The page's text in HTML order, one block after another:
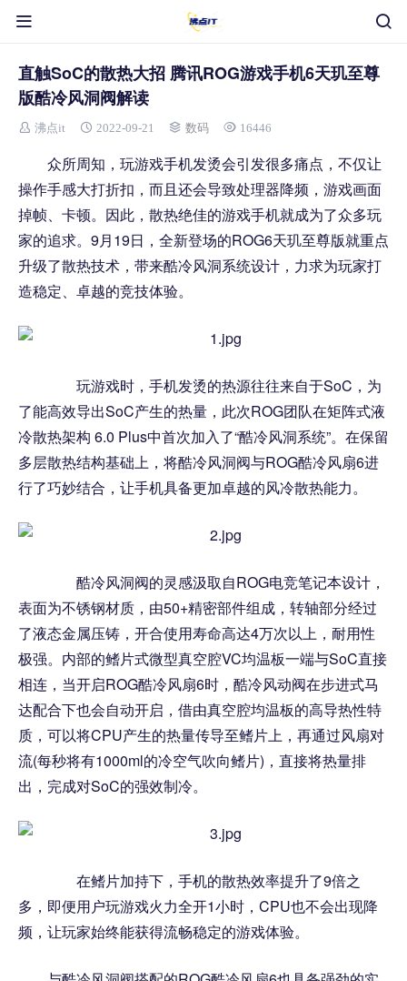
直触SoC的散热大招 腾讯ROG游戏手机6天玑至尊
版酷冷风洞阀解读
沸点it 2022-09-21 数码 16446
众所周知，玩游戏手机发烫会引发很多痛点，不仅让
操作手感大打折扣，而且还会导致处理器降频，游戏画面
掉帧、卡顿。因此，散热绝佳的游戏手机就成为了众多玩
家的追求。9月19日，全新登场的ROG6天玑至尊版就重点
升级了散热技术，带来酷冷风洞系统设计，力求为玩家打
造稳定、卓越的竞技体验。
玩游戏时，手机发烫的热源往往来自于SoC，为
了能高效导出SoC产生的热量，此次ROG团队在矩阵式液
冷散热架构 6.0 Plus中首次加入了“酷冷风洞系统”。在保留
多层散热结构基础上，将酷冷风洞阀与ROG酷冷风扇6进
行了巧妙结合，让手机具备更加卓越的风冷散热能力。
酷冷风洞阀的灵感汲取自ROG电竞笔记本设计，
表面为不锈钢材质，由50+精密部件组成，转轴部分经过
了液态金属压铸，开合使用寿命高达4万次以上，耐用性
极强。内部的鳍片式微型真空腔VC均温板一端与SoC直接
相连，当开启ROG酷冷风扇6时，酷冷风动阀在步进式马
达配合下也会自动开启，借由真空腔均温板的高导热性特
质，可以将CPU产生的热量传导至鳍片上，再通过风扇对
流(每秒将有1000ml的冷空气吹向鳍片)，直接将热量排
出，完成对SoC的强效制冷。
在鳍片加持下，手机的散热效率提升了9倍之
多，即便用户玩游戏火力全开1小时，CPU也不会出现降
频，让玩家始终能获得流畅稳定的游戏体验。